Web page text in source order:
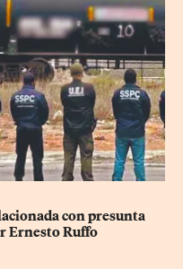
con presunta
Ernesto Ruffo